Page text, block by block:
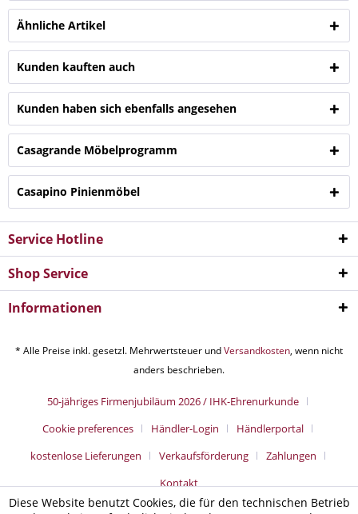
Ähnliche Artikel
Kunden kauften auch
Kunden haben sich ebenfalls angesehen
Casagrande Möbelprogramm
Casapino Pinienmöbel
Service Hotline
Shop Service
Informationen
* Alle Preise inkl. gesetzl. Mehrwertsteuer undVersandkosten, wenn nicht
anders beschrieben.
50-jähriges Firmenjubiläum 2026 / IHK-Ehrenurkunde
Cookie preferences
Händler-Login
Händlerportal
kostenlose Lieferungen
Verkaufsförderung
Zahlungen
Kontakt
Diese Website benutzt Cookies, die für den technischen Betrieb